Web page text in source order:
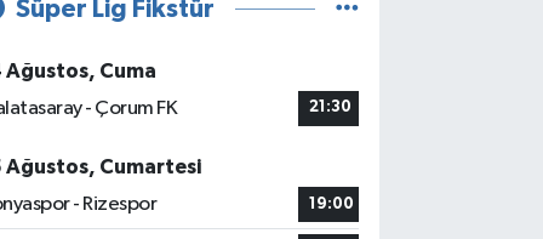
Süper Lig Fikstür
Ağustos, Cuma
- Çorum FK
21:30
Ağustos, Cumartesi
- Rizespor
19:00